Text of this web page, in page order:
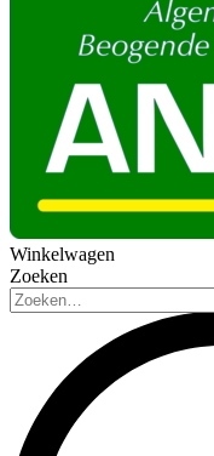
Winkelwagen
Zoeken
Zoeken: